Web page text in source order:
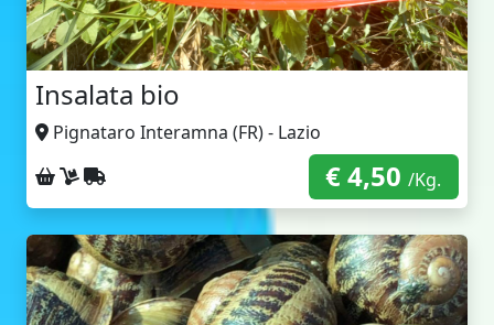
Insalata bio
Pignataro Interamna (FR) - Lazio
Ritiro sul posto
Consegna a domicilio
Spedizione con corriere € 4,50/Kg.